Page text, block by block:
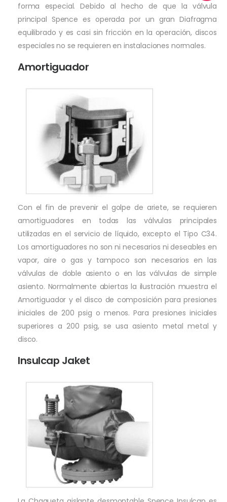
forma especial. Debido al hecho de que la válvula
principal Spence es operada por un gran Diafragma
equilibrado y es casi sin fricción en la operación, discos
especiales no se requieren en instalaciones normales.
Amortiguador
Con el fin de prevenir el golpe de ariete, se requieren
amortiguadores en todas las válvulas principales
utilizadas en el servicio de líquido, excepto el Tipo C34.
Los amortiguadores no son ni necesarios ni deseables en
vapor, aire o gas y tampoco son necesarios en las
válvulas de doble asiento o en las válvulas de simple
asiento. Normalmente abiertas la ilustración muestra el
Amortiguador y el disco de composición para presiones
iniciales de 200 psig o menos. Para presiones iniciales
superiores a 200 psig, se usa asiento metal metal y
disco.
Insulcap Jaket